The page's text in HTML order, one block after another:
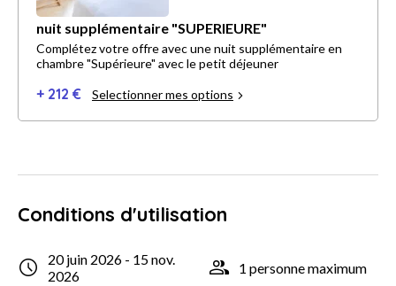
nuit supplémentaire "SUPERIEURE"
Complétez votre offre avec une nuit supplémentaire en
chambre "Supérieure" avec le petit déjeuner
+ 212 € Selectionner mes options
Conditions d'utilisation
20 juin 2026 - 15 nov.
2026
1 personne maximum